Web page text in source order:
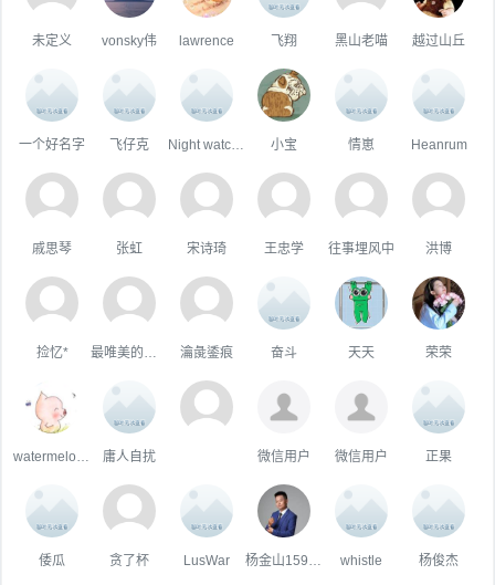
未定义 vonsky伟 lawrence 飞翔 黑山老喵 越过山丘
一个好名字 飞仔克 小宝 情崽 Heanrum
戚思琴 张虹 宋诗琦 王忠学 往事埋风中 洪博
捡忆* 瀹彘鋈痕 奋斗 天天 荣荣
庸人自扰 微信用户 微信用户 正果
倭瓜 贪了杯 LusWar whistle 杨俊杰